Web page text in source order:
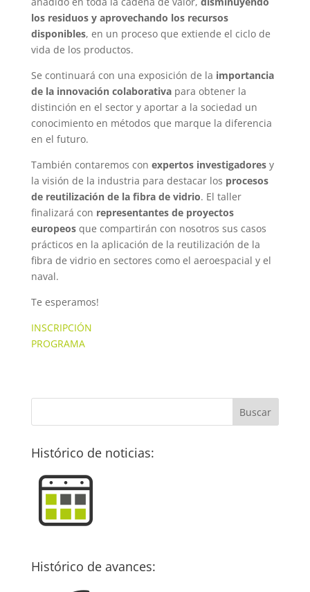
los residuos y aprovechando los recursos
disponibles, en un proceso que extiende el ciclo de
vida de los productos.
Se continuará con una exposición de la importancia
de la innovación colaborativapara obtener la
distinción en el sector y aportar a la sociedad un
conocimiento en métodos que marque la diferencia
en el futuro.
También contaremos con expertos investigadoresy
la visión de la industria para destacar los procesos
de reutilización de la fibra de vidrio. El taller
finalizará con representantes de proyectos
europeosque compartirán con nosotros sus casos
prácticos en la aplicación de la reutilización de la
fibra de vidrio en sectores como el aeroespacial y el
naval.
Te esperamos!
INSCRIPCIÓN
PROGRAMA
Histórico de noticias:
Histórico de avances: